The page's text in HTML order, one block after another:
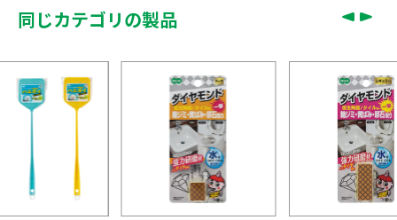
同じカテゴリの製品